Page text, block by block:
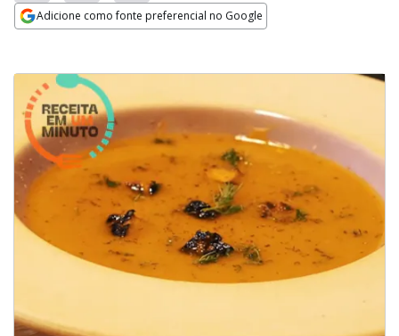
Adicione como fonte preferencial no Google